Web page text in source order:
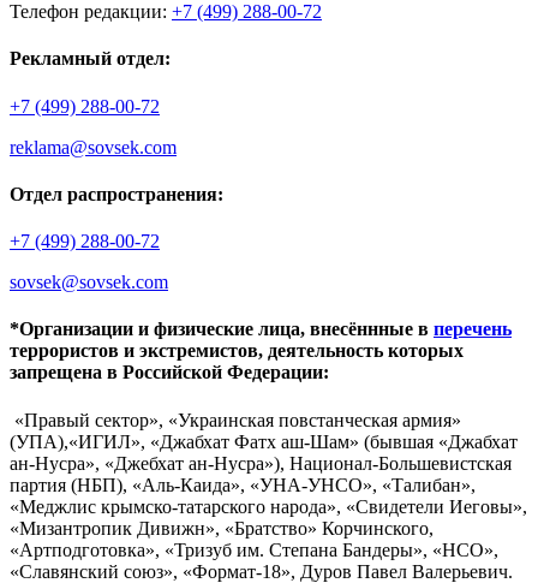
Телефон редакции: +7 (499) 288-00-72
Рекламный отдел:
+7 (499) 288-00-72
reklama@sovsek.com
Отдел распространения:
+7 (499) 288-00-72
sovsek@sovsek.com
*Организации и физические лица, внесённные в перечень
террористов и экстремистов, деятельность которых
запрещена в Российской Федерации:
«Правый сектор», «Украинская повстанческая армия»
(УПА),«ИГИЛ», «Джабхат Фатх аш-Шам» (бывшая «Джабхат
ан-Нусра», «Джебхат ан-Нусра»), Национал-Большевистская
партия (НБП), «Аль-Каида», «УНА-УНСО», «Талибан»,
«Меджлис крымско-татарского народа», «Свидетели Иеговы»,
«Мизантропик Дивижн», «Братство» Корчинского,
«Артподготовка», «Тризуб им. Степана Бандеры», «НСО»,
«Славянский союз», «Формат-18», Дуров Павел Валерьевич.